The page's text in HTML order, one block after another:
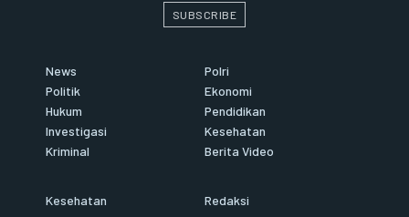
SUBSCRIBE
News
Politik
Hukum
Investigasi
Kriminal
Polri
Ekonomi
Pendidikan
Kesehatan
Berita Video
Kesehatan
Redaksi